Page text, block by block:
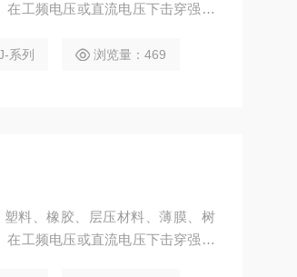
在工频电压或直流电压下击穿强度
系列 浏览量：469
料、橡胶、层压材料、薄膜、树
在工频电压或直流电压下击穿强度